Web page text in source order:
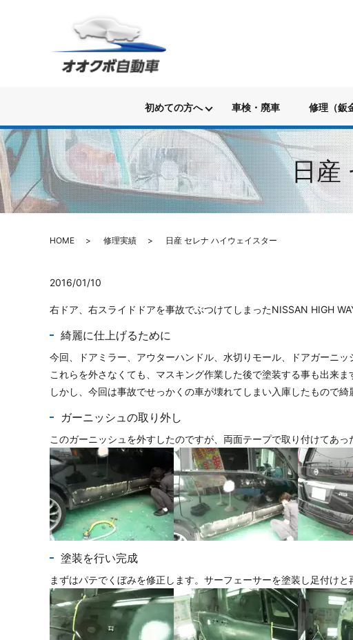
初めての方へ 車検・廃車 修理（鈑
日産
HOME 修理実績 日産 セレナ ハイウェイスター
2016/01/10
右ドア、右スライドドアを事故でぶつけてしまったNISSAN HIGH
綺麗に仕上げるために
今回、ドアミラー、アウターハンドル、水切りモール、ドアガーニ
これらを外さなくても、マスキング作業した後で塗装する事も出来ま
しかし、今回は事故でせっかくの車が壊れてしまい入庫したもので
ガーニッシュの取り外し
このガーニッシュを外すしたのですが、両面テープで取り付けてあ
塗装を行い完成
まずはパテでくぼみを修正します。サーフェーサーを塗装し足付け